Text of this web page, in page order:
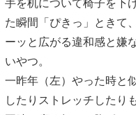
手を机について椅子を下
た瞬間「ぴきっ」ときて
ーッと広がる違和感と嫌
いやつ。
一昨年（左）やった時と
したりストレッチしたり